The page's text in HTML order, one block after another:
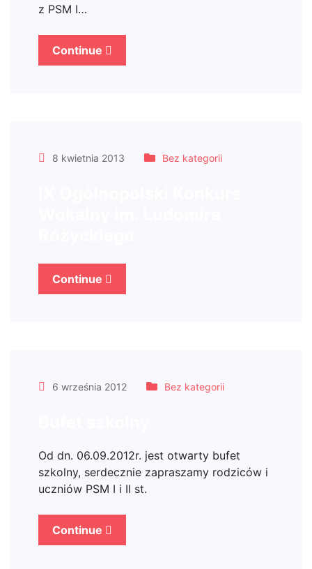
z PSM I…
Continue
8 kwietnia 2013 Bez kategorii
Continue
6 września 2012 Bez kategorii
Od dn. 06.09.2012r. jest otwarty bufet
szkolny, serdecznie zapraszamy rodziców i
uczniów PSM I i II st.
Continue